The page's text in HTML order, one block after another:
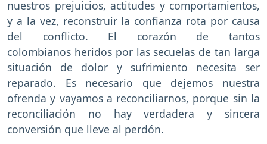
nuestros prejuicios, actitudes y comportamientos,
y a la vez, reconstruir la confianza rota por causa
del conflicto. El corazón de tantos
colombianos heridos por las secuelas de tan larga
situación de dolor y sufrimiento necesita ser
reparado. Es necesario que dejemos nuestra
ofrenda y vayamos a reconciliarnos, porque sin la
reconciliación no hay verdadera y sincera
conversión que lleve al perdón.